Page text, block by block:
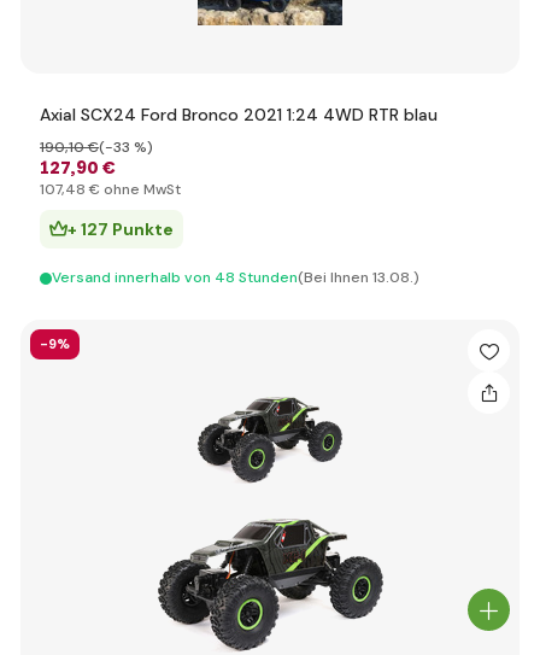
Axial SCX24 Ford Bronco 2021 1:24 4WD RTR blau
127,90 €
190,10 €(-33 %)
107,48 € ohne MwSt
+ 127 Punkte
Versand innerhalb von 48 Stunden(Bei Ihnen 13.08.)
-9%